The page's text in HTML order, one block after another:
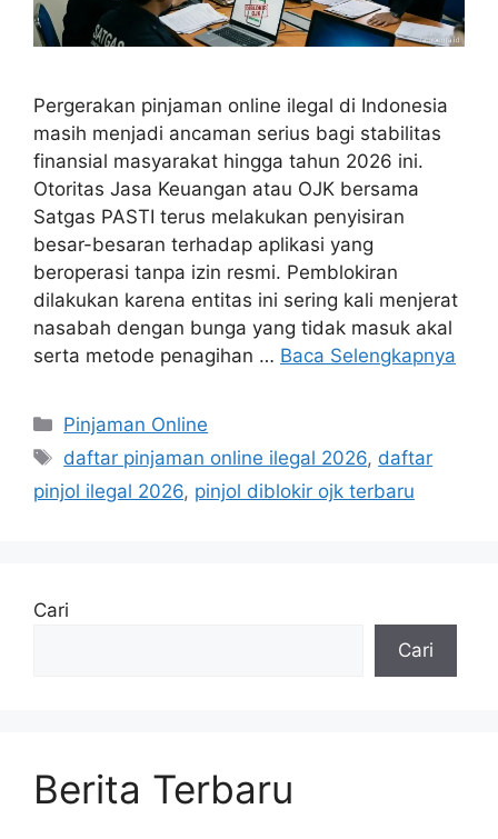
Pergerakan pinjaman online ilegal di Indonesia
masih menjadi ancaman serius bagi stabilitas
finansial masyarakat hingga tahun 2026 ini.
Otoritas Jasa Keuangan atau OJK bersama
Satgas PASTI terus melakukan penyisiran
besar-besaran terhadap aplikasi yang
beroperasi tanpa izin resmi. Pemblokiran
dilakukan karena entitas ini sering kali menjerat
nasabah dengan bunga yang tidak masuk akal
serta metode penagihan … Baca Selengkapnya
Kategori
Pinjaman Online
Tag
daftar pinjaman online ilegal 2026, daftar
pinjol ilegal 2026, pinjol diblokir ojk terbaru
Cari
Cari
Berita Terbaru